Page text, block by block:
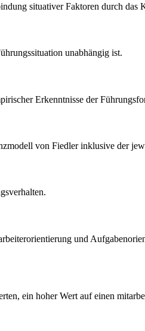
situativer Faktoren durch das
unabhängig ist.
Erkenntnisse der
von Fiedler inklusive der
und
ein hoher Wert auf einen